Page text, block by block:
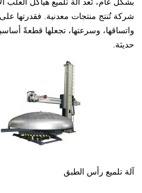
شركة تُنتج منتجات معدنية. فقدرتها
واتساقها، وسرعتها، تجعلها قطعةً
حديثة.
آلة تلميع رأس الطبق